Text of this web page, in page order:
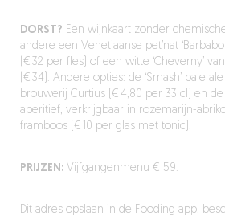
DORST? Een wijnkaart zonder
andere een Venetiaanse pet’nat
(€ 32 per fles) of een witte ‘Cheverny’
(€ 34). Andere opties: de ‘Smash’ pale
brouwerij Curtius (€ 4,80 per 33 cl) en
aperitief, verkrijgbaar in rozemarijn-
framboos (€ 10 per glas met tonic).
PRIJZEN:Vijfgangenmenu € 59.
Dit adres opslaan in de Fooding app,